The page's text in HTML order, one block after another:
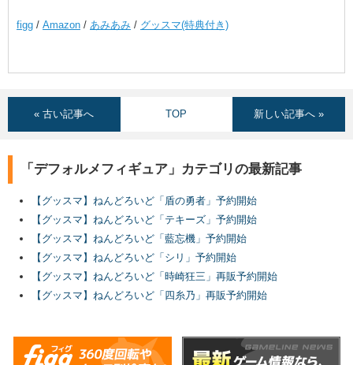
figg / Amazon / あみあみ / グッスマ(特典付き)
« 古い記事へ TOP 新しい記事へ »
「デフォルメフィギュア」カテゴリの最新記事
【グッスマ】ねんどろいど「盾の勇者」予約開始
【グッスマ】ねんどろいど「テキーズ」予約開始
【グッスマ】ねんどろいど「藍忘機」予約開始
【グッスマ】ねんどろいど「シリ」予約開始
【グッスマ】ねんどろいど「時崎狂三」再販予約開始
【グッスマ】ねんどろいど「四糸乃」再販予約開始